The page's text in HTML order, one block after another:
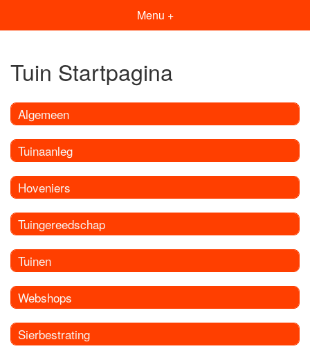
Menu +
Tuin Startpagina
Algemeen
Tuinaanleg
Hoveniers
Tuingereedschap
Tuinen
Webshops
Sierbestrating